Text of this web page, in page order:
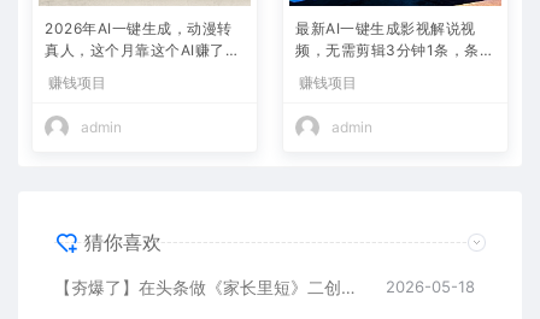
2026年AI一键生成，动漫转
真人，这个月靠这个AI赚了2
W+
赚钱项目
admin
最新AI一键生成影视解说视
频，无需剪辑3分钟1条，条条
爆款，多平台变现日入2000
+
赚钱项目
admin
猜你喜欢
【夯爆了】在头条做《家长里短》二创小故事，这个月收益2w+ 2026-05-18